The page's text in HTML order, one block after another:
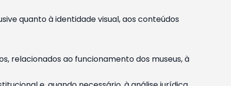
quanto à identidade visual, aos conteúdos
relacionados ao funcionamento dos museus, à